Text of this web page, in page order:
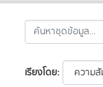
เรียงโดย